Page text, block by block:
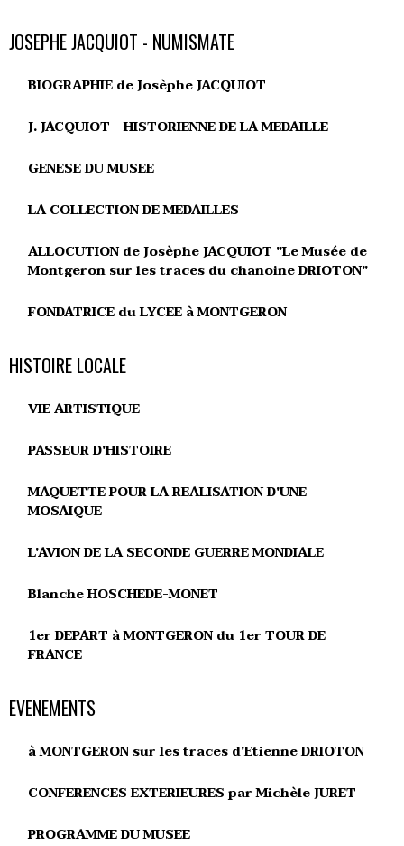
JOSEPHE JACQUIOT - NUMISMATE
BIOGRAPHIE de Josèphe JACQUIOT
J. JACQUIOT - HISTORIENNE DE LA MEDAILLE
GENESE DU MUSEE
LA COLLECTION DE MEDAILLES
ALLOCUTION de Josèphe JACQUIOT "Le Musée de
Montgeron sur les traces du chanoine DRIOTON"
FONDATRICE du LYCEE à MONTGERON
HISTOIRE LOCALE
VIE ARTISTIQUE
PASSEUR D'HISTOIRE
MAQUETTE POUR LA REALISATION D'UNE
MOSAIQUE
L'AVION DE LA SECONDE GUERRE MONDIALE
Blanche HOSCHEDE-MONET
1er DEPART à MONTGERON du 1er TOUR DE
FRANCE
EVENEMENTS
à MONTGERON sur les traces d'Etienne DRIOTON
CONFERENCES EXTERIEURES par Michèle JURET
PROGRAMME DU MUSEE